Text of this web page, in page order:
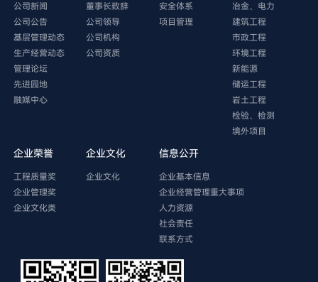
公司新闻
公司公告
基层管理动态
生产经营动态
管理论坛
先进园地
融媒中心
董事长致辞
公司领导
公司机构
公司资质
安全体系
项目管理
冶金、电力
建筑工程
市政工程
环境工程
新能源
储运工程
岩土工程
检验、检测
境外项目
企业荣誉
工程质量奖
企业管理奖
企业文化类
企业文化
企业文化
信息公开
企业基本信息
企业经营管理重大事项
人力资源
社会责任
联系方式